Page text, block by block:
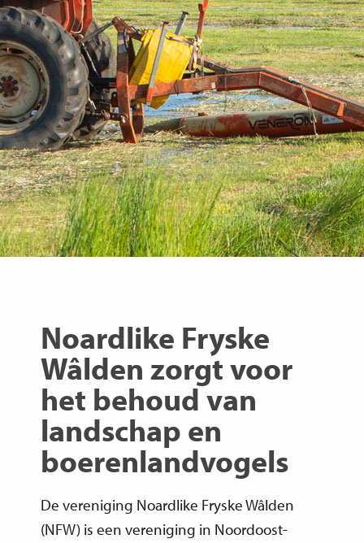
Noardlike Fryske
Wâlden zorgt voor
het behoud van
landschap en
boerenlandvogels
De vereniging Noardlike Fryske Wâlden
(NFW) is een vereniging in Noordoost-